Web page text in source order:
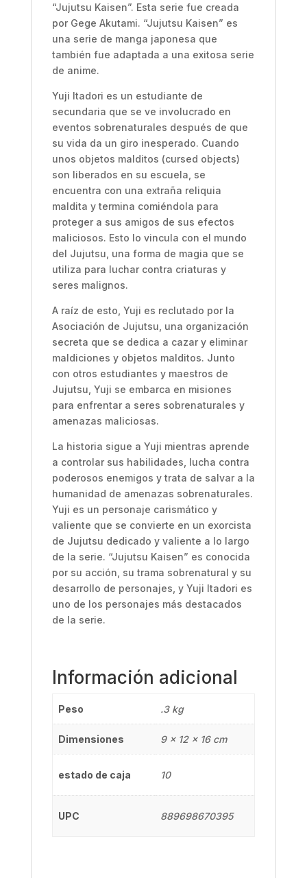
“Jujutsu Kaisen”. Esta serie fue creada
por Gege Akutami. “Jujutsu Kaisen” es
una serie de manga japonesa que
también fue adaptada a una exitosa serie
de anime.
Yuji Itadori es un estudiante de
secundaria que se ve involucrado en
eventos sobrenaturales después de que
su vida da un giro inesperado. Cuando
unos objetos malditos (cursed objects)
son liberados en su escuela, se
encuentra con una extraña reliquia
maldita y termina comiéndola para
proteger a sus amigos de sus efectos
maliciosos. Esto lo vincula con el mundo
del Jujutsu, una forma de magia que se
utiliza para luchar contra criaturas y
seres malignos.
A raíz de esto, Yuji es reclutado por la
Asociación de Jujutsu, una organización
secreta que se dedica a cazar y eliminar
maldiciones y objetos malditos. Junto
con otros estudiantes y maestros de
Jujutsu, Yuji se embarca en misiones
para enfrentar a seres sobrenaturales y
amenazas maliciosas.
La historia sigue a Yuji mientras aprende
a controlar sus habilidades, lucha contra
poderosos enemigos y trata de salvar a la
humanidad de amenazas sobrenaturales.
Yuji es un personaje carismático y
valiente que se convierte en un exorcista
de Jujutsu dedicado y valiente a lo largo
de la serie. “Jujutsu Kaisen” es conocida
por su acción, su trama sobrenatural y su
desarrollo de personajes, y Yuji Itadori es
uno de los personajes más destacados
de la serie.
Información adicional
Peso .3 kg
Dimensiones 9 × 12 × 16 cm
estado de caja 10
UPC 889698670395